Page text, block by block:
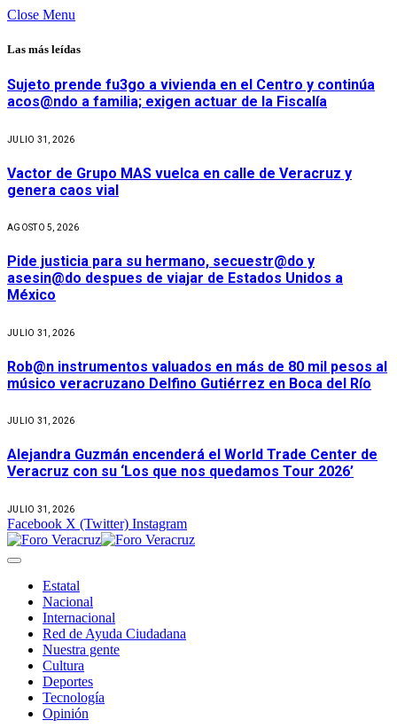
Close Menu
Las más leídas
Sujeto prende fu3go a vivienda en el Centro y continúa
acos@ndo a familia; exigen actuar de la Fiscalía
JULIO 31, 2026
Vactor de Grupo MAS vuelca en calle de Veracruz y
genera caos vial
AGOSTO 5, 2026
Pide justicia para su hermano, secuestr@do y
asesin@do despues de viajar de Estados Unidos a
México
JULIO 31, 2026
Rob@n instrumentos valuados en más de 80 mil pesos al
músico veracruzano Delfino Gutiérrez en Boca del Río
JULIO 31, 2026
Alejandra Guzmán encenderá el World Trade Center de
Veracruz con su ‘Los que nos quedamos Tour 2026’
JULIO 31, 2026
Facebook X (Twitter) Instagram
Estatal
Nacional
Internacional
Red de Ayuda Ciudadana
Nuestra gente
Cultura
Deportes
Tecnología
Opinión